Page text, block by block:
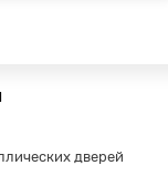
дверей